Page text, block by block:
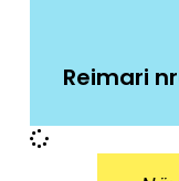
Reimari